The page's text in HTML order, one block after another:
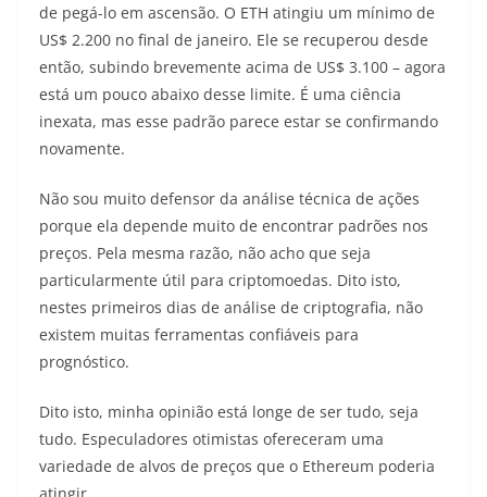
de pegá-lo em ascensão. O ETH atingiu um mínimo de
US$ 2.200 no final de janeiro. Ele se recuperou desde
então, subindo brevemente acima de US$ 3.100 – agora
está um pouco abaixo desse limite. É uma ciência
inexata, mas esse padrão parece estar se confirmando
novamente.
Não sou muito defensor da análise técnica de ações
porque ela depende muito de encontrar padrões nos
preços. Pela mesma razão, não acho que seja
particularmente útil para criptomoedas. Dito isto,
nestes primeiros dias de análise de criptografia, não
existem muitas ferramentas confiáveis ​​para
prognóstico.
Dito isto, minha opinião está longe de ser tudo, seja
tudo. Especuladores otimistas ofereceram uma
variedade de alvos de preços que o Ethereum poderia